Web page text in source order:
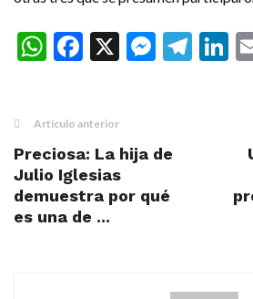
WhatsApp
Facebook
X
Artículo anterior
Preciosa: La hija de
Julio Iglesias
demuestra por qué
es una de ...